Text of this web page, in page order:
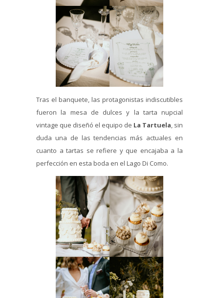
Tras el banquete, las protagonistas indiscutibles
fueron la mesa de dulces y la tarta nupcial
vintage que diseñó el equipo de La Tartuela, sin
duda una de las tendencias más actuales en
cuanto a tartas se refiere y que encajaba a la
perfección en esta boda en el Lago Di Como.